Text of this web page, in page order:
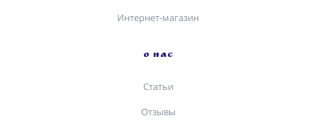
Интернет-магазин
О НАС
Статьи
Отзывы